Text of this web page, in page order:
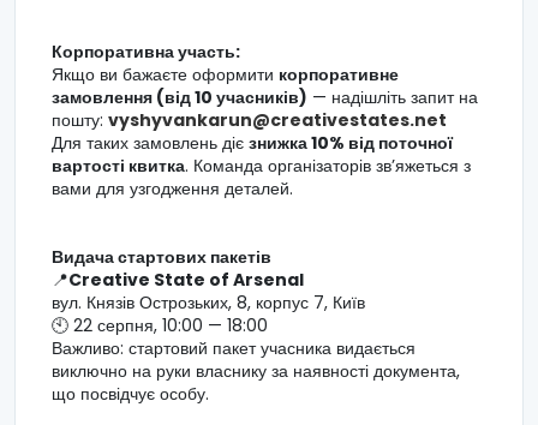
Корпоративна участь:
Якщо ви бажаєте оформити корпоративне
замовлення (від 10 учасників) — надішліть запит на
пошту: vyshyvankarun@creativestates.net
Для таких замовлень діє знижка 10% від поточної
вартості квитка. Команда організаторів звʼяжеться з
вами для узгодження деталей.
Видача стартових пакетів
📍Creative State of Arsenal
вул. Князів Острозьких, 8, корпус 7, Київ
🕙 22 серпня, 10:00 — 18:00
Важливо: стартовий пакет учасника видається
виключно на руки власнику за наявності документа,
що посвідчує особу.